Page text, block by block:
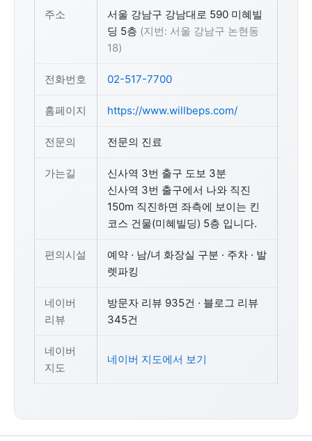
주소
서울 강남구 강남대로 590 미혜빌
딩 5층 (지번: 서울 강남구 논현동
18)
전화번호 02-517-7700
홈페이지 https://www.willbeps.com/
전문의 전문의 진료
가는길
신사역 3번 출구 도보 3분
신사역 3번 출구에서 나와 직진
150m 직진하면 좌측에 보이는 킨
코스 건물(미혜빌딩) 5층 입니다.
편의시설
예약 · 남/녀 화장실 구분 · 주차 · 발
렛파킹
네이버
리뷰
방문자 리뷰 935건 · 블로그 리뷰
345건
네이버
지도
네이버 지도에서 보기